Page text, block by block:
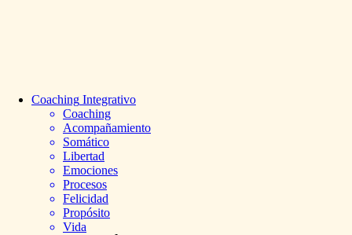
Coaching Integrativo
Coaching
Acompañamiento
Somático
Libertad
Emociones
Procesos
Felicidad
Propósito
Vida